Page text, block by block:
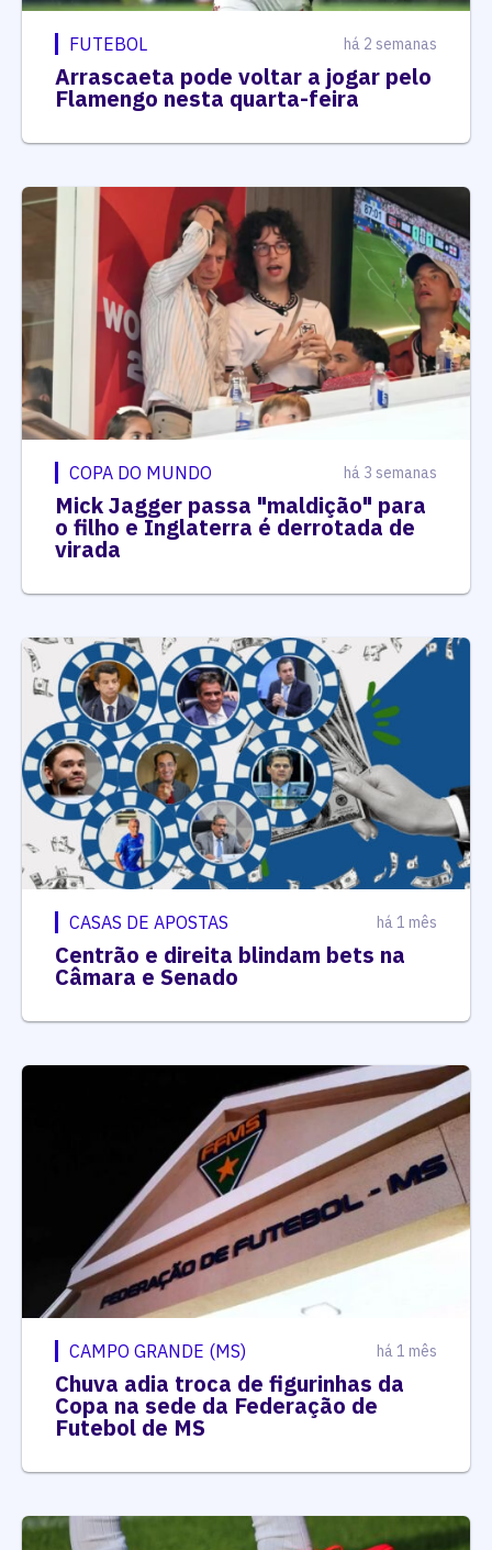
FUTEBOL há 2 semanas
Arrascaeta pode voltar a jogar pelo
Flamengo nesta quarta-feira
COPA DO MUNDO há 3 semanas
Mick Jagger passa "maldição" para
o filho e Inglaterra é derrotada de
virada
CASAS DE APOSTAS há 1 mês
Centrão e direita blindam bets na
Câmara e Senado
CAMPO GRANDE (MS) há 1 mês
Chuva adia troca de figurinhas da
Copa na sede da Federação de
Futebol de MS